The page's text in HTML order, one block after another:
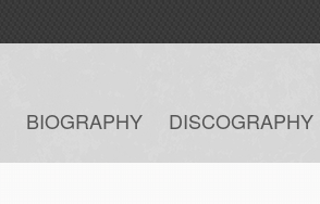
BIOGRAPHY DISCOGRAPHY